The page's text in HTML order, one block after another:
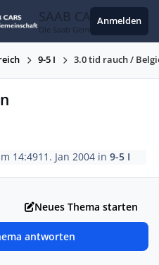
SAAB CARS
Die Saab Gemeinschaft
Anmelden
9-5 I 3.0 tid rauch /
14:4911. Jan 2004 in9-5 I
Neues Thema starten
antworten